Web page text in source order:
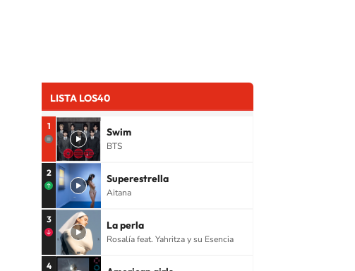
LISTA LOS40
1 Swim
BTS
2 Superestrella
Aitana
3 La perla
Rosalía feat. Yahritza y su Esencia
4